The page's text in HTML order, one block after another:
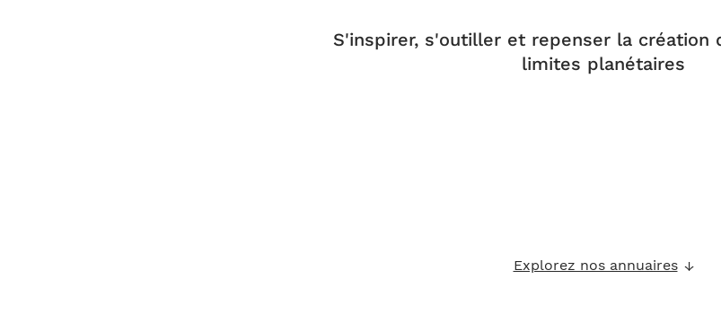
S'inspirer, s'outiller et repenser la création
limites planétaires
Explorez nos annuaires